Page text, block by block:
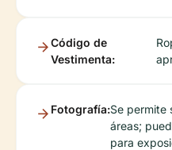
Código de
Vestimenta:
Fotografía:Se permite
áreas;
para